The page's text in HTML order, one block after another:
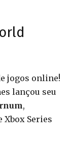
jogos online!
lançou seu
,
Xbox Series